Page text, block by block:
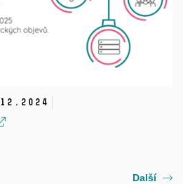
12. 2024
Další